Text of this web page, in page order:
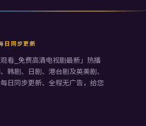
日同步更新
看_免费高清电视剧最新 」热播
韩剧、日剧、港台剧及英美剧、
日同步更新、全程无广告，给您